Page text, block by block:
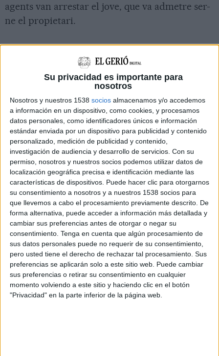
Su privacidad es importante para
nosotros
Nosotros y nuestros 1538 socios almacenamos y/o accedemos
a información en un dispositivo, como cookies, y procesamos
datos personales, como identificadores únicos e información
estándar enviada por un dispositivo para publicidad y contenido
personalizado, medición de publicidad y contenido,
investigación de audiencia y desarrollo de servicios. Con su
permiso, nosotros y nuestros socios podemos utilizar datos de
localización geográfica precisa e identificación mediante las
características de dispositivos. Puede hacer clic para otorgarnos
su consentimiento a nosotros y a nuestros 1538 socios para
que llevemos a cabo el procesamiento previamente descrito. De
forma alternativa, puede acceder a información más detallada y
cambiar sus preferencias antes de otorgar o negar su
consentimiento. Tenga en cuenta que algún procesamiento de
sus datos personales puede no requerir de su consentimiento,
pero usted tiene el derecho de rechazar tal procesamiento. Sus
preferencias se aplicarán solo a este sitio web. Puede cambiar
sus preferencias o retirar su consentimiento en cualquier
momento volviendo a este sitio y haciendo clic en el botón
"Privacidad" en la parte inferior de la página web.
agents van arrestar el jove, que va admetre ser-
ne el propietari.
Ampliació:
Els fets van tenir lloc ara fa uns dies, durant un
control de drogues i alcohol que els mossos
havien muntat al quilòmetre 762 de l'N-II, al
terme municipal de Pont de Molins. Cap a
quarts de dues de la matinada, els agents van
aturar un cotxe amb tres ocupants: el
conductor, l'acompanyant i un jove que estava
assegut al seient del darrere.
Com que el conductor no duia el permís de
conduir al damunt, els agents van comprovar-
ne la identitat via telemàtica i també van fer-li
la prova d'alcoholèmia. El test va donar
negatiu, però entre una cosa i l'altra, els mossos
van poder percebre clarament una fortor a
marihuana que s'escampava per tot l'habitacle